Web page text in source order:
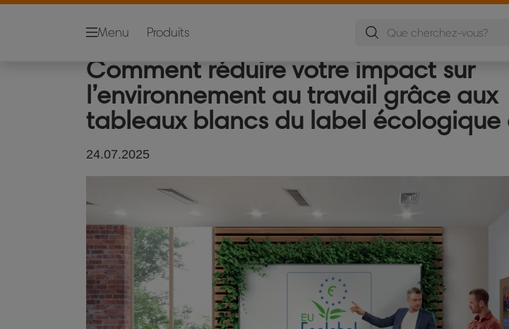
Menu Produits
en verre
d'Affichage
Comment réduire votre impact sur
l’environnement au travail grâce aux
tableaux blancs du label écologique
24.07.2025